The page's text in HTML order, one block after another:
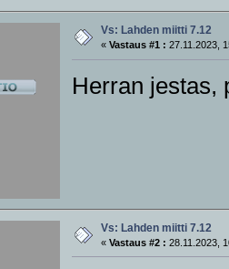
Vs: Lahden miitti 7.12
« Vastaus #1 : 27.11.2023,
Herran
Vs: Lahden miitti 7.12
« Vastaus #2 : 28.11.2023,